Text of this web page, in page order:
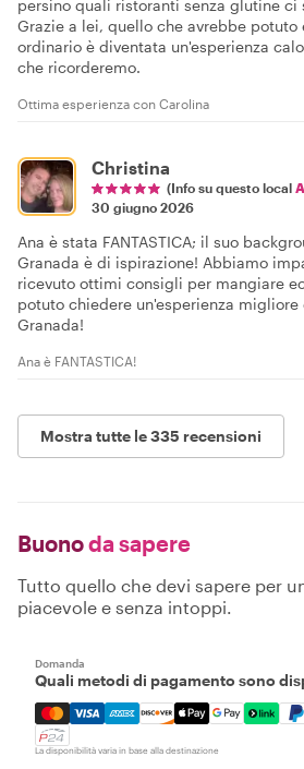
persino quali ristoranti senza glutine
Grazie a lei, quello che avrebbe potuto
ordinario è diventata un'esperienza
che ricorderemo.
Ottima esperienza con Carolina
Christina
(Info su questo local
30 giugno 2026
Ana è stata FANTASTICA; il suo
Granada è di ispirazione! Abbiamo
ricevuto ottimi consigli per mangiare
potuto chiedere un'esperienza migliore
Granada!
Ana è FANTASTICA!
Mostra tutte le 335 recensioni
Buonoda sapere
Tutto quello che devi sapere per
piacevole e senza intoppi.
Domanda
Quali metodi di pagamento sono
Mastercard, Visa, Amex,
La disponibilità varia in base alla destinazione